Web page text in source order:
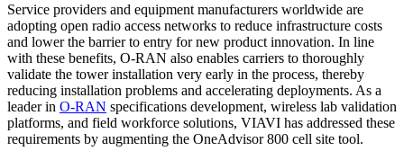
Service providers and equipment manufacturers worldwide are
adopting open radio access networks to reduce infrastructure costs
and lower the barrier to entry for new product innovation. In line
with these benefits, O-RAN also enables carriers to thoroughly
validate the tower installation very early in the process, thereby
reducing installation problems and accelerating deployments. As a
leader in O-RAN specifications development, wireless lab validation
platforms, and field workforce solutions, VIAVI has addressed these
requirements by augmenting the OneAdvisor 800 cell site tool.